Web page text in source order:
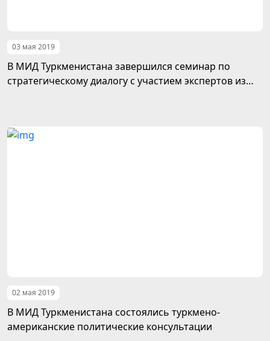
03 мая 2019
В МИД Туркменистана завершился семинар по
стратегическому диалогу с участием экспертов из
02 мая 2019
В МИД Туркменистана состоялись туркмено-
американские политические консультации